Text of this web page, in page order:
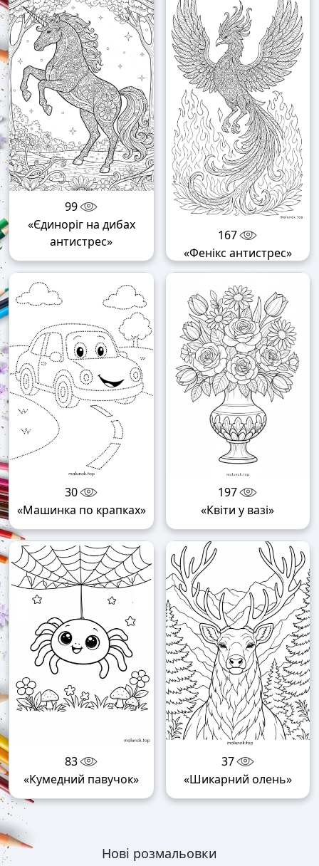
99
«Єдиноріг на дибах
антистрес»
167
«Фенікс антистрес»
30
«Машинка по крапках»
197
«Квіти у вазі»
83
«Кумедний павучок»
37
«Шикарний олень»
Нові розмальовки